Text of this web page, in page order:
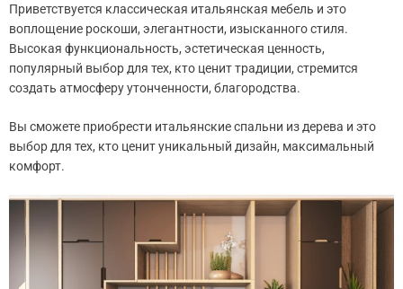
Приветствуется классическая итальянская мебель и это
воплощение роскоши, элегантности, изысканного стиля.
Высокая функциональность, эстетическая ценность,
популярный выбор для тех, кто ценит традиции, стремится
создать атмосферу утонченности, благородства.
Вы сможете приобрести итальянские спальни из дерева и это
выбор для тех, кто ценит уникальный дизайн, максимальный
комфорт.